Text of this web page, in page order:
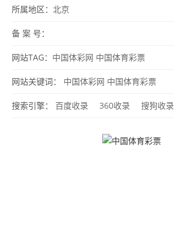
所属地区： 北京
备 案 号：
网站TAG： 中国体彩网 中国体育彩票
网站关键词： 中国体彩网 中国体育彩票
搜索引擎： 百度收录 360收录 搜狗收录